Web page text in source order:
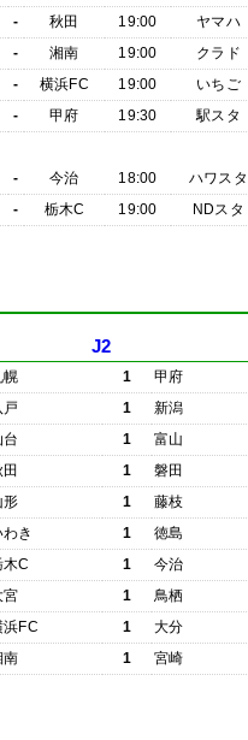
- 秋田 19:00
ヤマハ
- 湘南 19:00
クラド
- 横浜FC 19:00
いちご
- 甲府 19:30
駅スタ
- 今治 18:00
ハワスタ
- 栃木C 19:00 NDスタ
J2
幌 1
甲府
戸 1
新潟
台 1
富山
1
磐田
形 1
藤枝
わき 1
徳島
木C 1
今治
宮 1
鳥栖
浜FC 1
大分
南 1 宮崎